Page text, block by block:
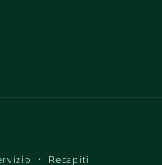
Recapiti